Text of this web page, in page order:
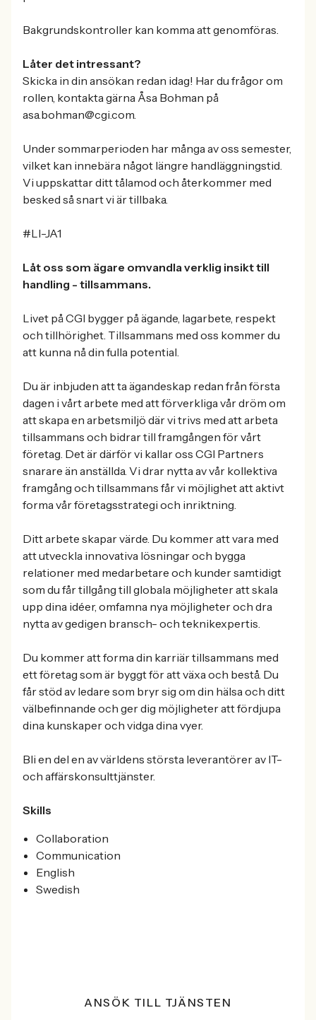
Bakgrundskontroller kan komma att genomföras.
Låter det intressant?
Skicka in din ansökan redan idag! Har du frågor om
rollen, kontakta gärna Åsa Bohman på
asa.bohman@cgi.com.
Under sommarperioden har många av oss semester,
vilket kan innebära något längre handläggningstid.
Vi uppskattar ditt tålamod och återkommer med
besked så snart vi är tillbaka.
#LI-JA1
Låt oss som ägare omvandla verklig insikt till
handling - tillsammans.
Livet på CGI bygger på ägande, lagarbete, respekt
och tillhörighet. Tillsammans med oss kommer du
att kunna nå din fulla potential.
Du är inbjuden att ta ägandeskap redan från första
dagen i vårt arbete med att förverkliga vår dröm om
att skapa en arbetsmiljö där vi trivs med att arbeta
tillsammans och bidrar till framgången för vårt
företag. Det är därför vi kallar oss CGI Partners
snarare än anställda. Vi drar nytta av vår kollektiva
framgång och tillsammans får vi möjlighet att aktivt
forma vår företagsstrategi och inriktning.
Ditt arbete skapar värde. Du kommer att vara med
att utveckla innovativa lösningar och bygga
relationer med medarbetare och kunder samtidigt
som du får tillgång till globala möjligheter att skala
upp dina idéer, omfamna nya möjligheter och dra
nytta av gedigen bransch- och teknikexpertis.
Du kommer att forma din karriär tillsammans med
ett företag som är byggt för att växa och bestå. Du
får stöd av ledare som bryr sig om din hälsa och ditt
välbefinnande och ger dig möjligheter att fördjupa
dina kunskaper och vidga dina vyer.
Bli en del en av världens största leverantörer av IT-
och affärskonsulttjänster.
Skills
Collaboration
Communication
English
Swedish
ANSÖK TILL TJÄNSTEN